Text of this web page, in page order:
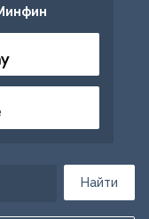
Найти